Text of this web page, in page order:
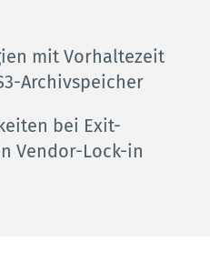
mit Vorhaltezeit
Archivspeicher
bei Exit-
Vendor-Lock-in